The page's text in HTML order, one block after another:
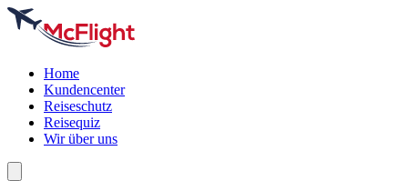
Home
Kundencenter
Reiseschutz
Reisequiz
Wir über uns